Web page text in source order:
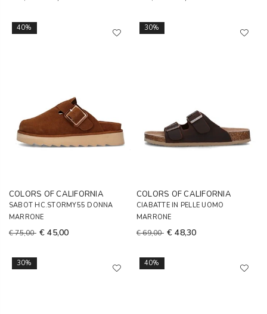
40%
COLORS OF CALIFORNIA
SABOT HC.STORMY55 DONNA
MARRONE
€ 75,00 € 45,00
30%
COLORS OF CALIFORNIA
CIABATTE IN PELLE UOMO
MARRONE
€ 69,00 € 48,30
30% 40%